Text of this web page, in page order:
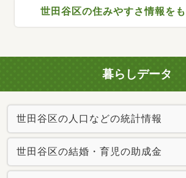
世田谷区の住みやすさ情報を
暮らしデータ
世田谷区の人口などの統計情報
世田谷区の結婚・育児の助成金